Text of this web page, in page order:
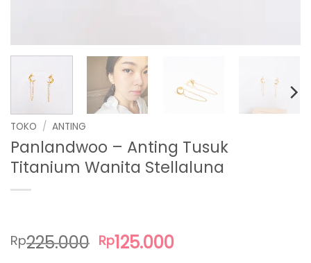
TOKO / ANTING
Panlandwoo – Anting Tusuk
Titanium Wanita Stellaluna
Rp225.000 Harga
Rp125.000Harga